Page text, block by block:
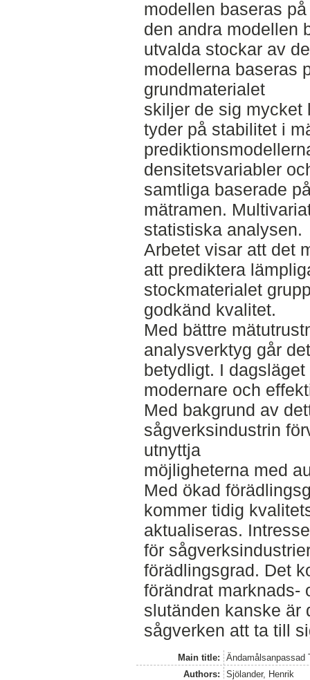
modellen baseras
den andra modellen
utvalda stockar av
modellerna baseras
grundmaterialet
skiljer de sig mycket
tyder på stabilitet i
densitetsvariabler
samtliga baserade
mätramen.
statistiska analysen.
Arbetet visar att det
att prediktera
stockmaterialet
godkänd kvalitet.
Med bättre
analysverktyg går
betydligt. I
modernare och
Med bakgrund av
sågverksindustrin
utnyttja
möjligheterna med
Med ökad
kommer tidig
aktualiseras.
för
förädlingsgrad. Det
förändrat marknads-
slutänden kanske är
sågverken att ta till
Main title:
Ändamålsanpassad
Authors:
Sjölander, Henrik